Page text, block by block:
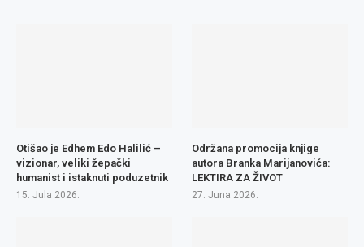
Otišao je Edhem Edo Halilić –
vizionar, veliki žepački
humanist i istaknuti poduzetnik
15. Jula 2026.
Održana promocija knjige
autora Branka Marijanovića:
LEKTIRA ZA ŽIVOT
27. Juna 2026.